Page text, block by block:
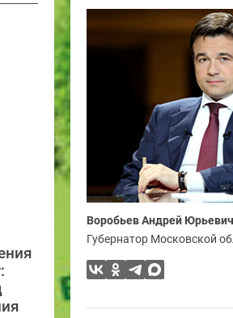
Воробьев Андрей Юрьевич
Губернатор Московской